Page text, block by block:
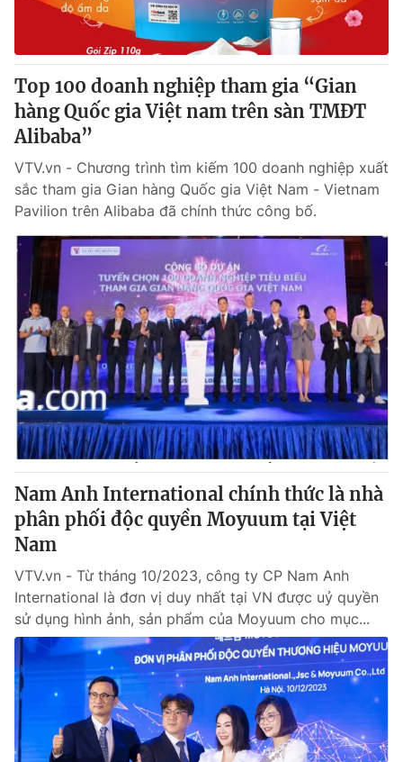
Top 100 doanh nghiệp tham gia “Gian
hàng Quốc gia Việt nam trên sàn TMĐT
Alibaba”
VTV.vn - Chương trình tìm kiếm 100 doanh nghiệp xuất
sắc tham gia Gian hàng Quốc gia Việt Nam - Vietnam
Pavilion trên Alibaba đã chính thức công bố.
Nam Anh International chính thức là nhà
phân phối độc quyền Moyuum tại Việt
Nam
VTV.vn - Từ tháng 10/2023, công ty CP Nam Anh
International là đơn vị duy nhất tại VN được uỷ quyền
sử dụng hình ảnh, sản phẩm của Moyuum cho mục...